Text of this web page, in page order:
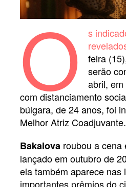
O s
feira
serão
abril,
com distanciamento
búlgara, de 24 anos, foi
Melhor Atriz Coadjuvante.
Bakalova roubou a cena
lançado em outubro de
ela também aparece nas
importantes prêmios do